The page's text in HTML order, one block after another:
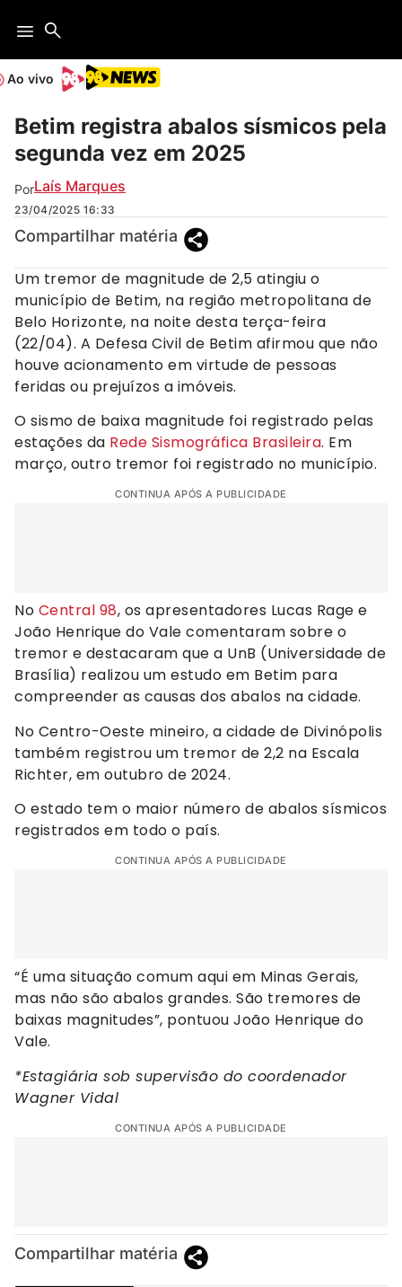
Ao vivo
Betim registra abalos sísmicos pela
segunda vez em 2025
PorLaís Marques
23/04/2025 16:33
Compartilhar matéria
Um tremor de magnitude de 2,5 atingiu o
município de Betim, na região metropolitana de
Belo Horizonte, na noite desta terça-feira
(22/04). A Defesa Civil de Betim afirmou que não
houve acionamento em virtude de pessoas
feridas ou prejuízos a imóveis.
O sismo de baixa magnitude foi registrado pelas
estações da Rede Sismográfica Brasileira. Em
março, outro tremor foi registrado no município.
CONTINUA APÓS A PUBLICIDADE
No Central 98, os apresentadores Lucas Rage e
João Henrique do Vale comentaram sobre o
tremor e destacaram que a UnB (Universidade de
Brasília) realizou um estudo em Betim para
compreender as causas dos abalos na cidade.
No Centro-Oeste mineiro, a cidade de Divinópolis
também registrou um tremor de 2,2 na Escala
Richter, em outubro de 2024.
O estado tem o maior número de abalos sísmicos
registrados em todo o país.
CONTINUA APÓS A PUBLICIDADE
“É uma situação comum aqui em Minas Gerais,
mas não são abalos grandes. São tremores de
baixas magnitudes”, pontuou João Henrique do
Vale.
*Estagiária sob supervisão do coordenador
Wagner Vidal
CONTINUA APÓS A PUBLICIDADE
Compartilhar matéria